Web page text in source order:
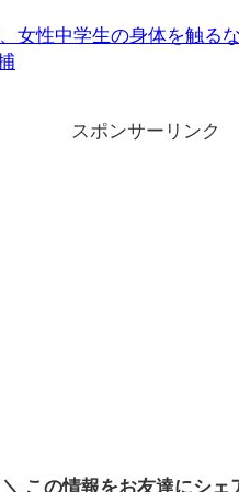
女性中学生の身体を触る
スポンサーリンク
＼ この情報をお友達にシェ